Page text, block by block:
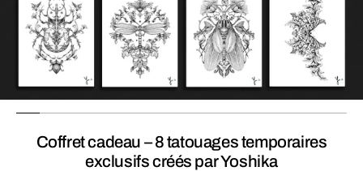
galerie
Coffret cadeau – 8 tatouages temporaires
exclusifs créés par Yoshika